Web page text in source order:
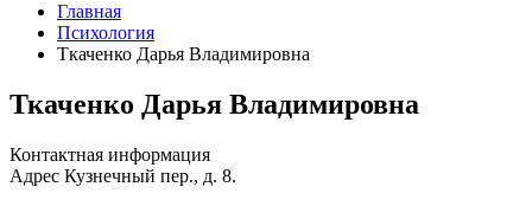
Главная
Психология
Ткаченко Дарья Владимировна
Ткаченко Дарья Владимировна
Контактная информация
Адрес Кузнечный пер., д. 8.